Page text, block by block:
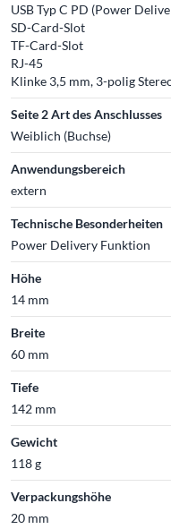
USB Typ C PD (Power
SD-Card-Slot
TF-Card-Slot
RJ-45
Klinke 3,5 mm, 3-polig
Seite 2 Art des Anschlusses
Weiblich (Buchse)
Anwendungsbereich
extern
Technische Besonderheiten
Power Delivery Funktion
Höhe
14 mm
Breite
60 mm
Tiefe
142 mm
Gewicht
118 g
Verpackungshöhe
20 mm